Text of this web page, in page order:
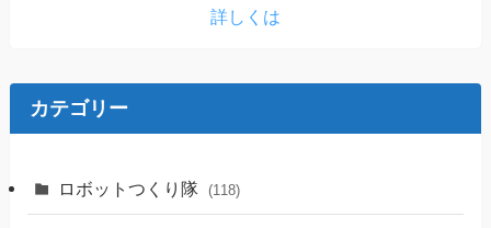
詳しくは
カテゴリー
ロボットつくり隊 (118)